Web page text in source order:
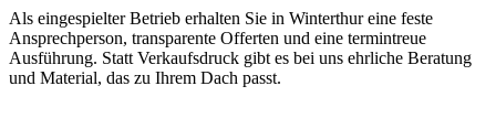
Als eingespielter Betrieb erhalten Sie in Winterthur eine feste
Ansprechperson, transparente Offerten und eine termintreue
Ausführung. Statt Verkaufsdruck gibt es bei uns ehrliche Beratung
und Material, das zu Ihrem Dach passt.